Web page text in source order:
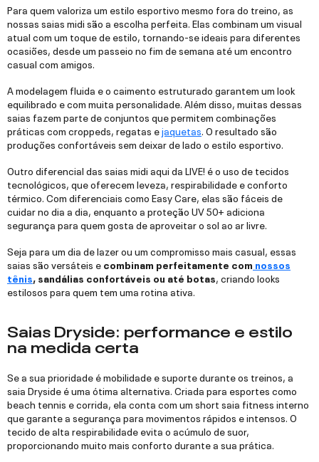
Para quem valoriza um estilo esportivo mesmo fora do treino, as
nossas saias midi são a escolha perfeita. Elas combinam um visual
atual com um toque de estilo, tornando-se ideais para diferentes
ocasiões, desde um passeio no fim de semana até um encontro
casual com amigos.
A modelagem fluida e o caimento estruturado garantem um look
equilibrado e com muita personalidade. Além disso, muitas dessas
saias fazem parte de conjuntos que permitem combinações
práticas com croppeds, regatas ejaquetas. O resultado são
produções confortáveis sem deixar de lado o estilo esportivo.
Outro diferencial das saias midi aqui da LIVE! é o uso de tecidos
tecnológicos, que oferecem leveza, respirabilidade e conforto
térmico. Com diferenciais como Easy Care, elas são fáceis de
cuidar no dia a dia, enquanto a proteção UV 50+ adiciona
segurança para quem gosta de aproveitar o sol ao ar livre.
Seja para um dia de lazer ou um compromisso mais casual, essas
saias são versáteis e combinam perfeitamente com nossos
tênis, sandálias confortáveis ou até botas, criando looks
estilosos para quem tem uma rotina ativa.
Saias Dryside: performance e estilo
na medida certa
Se a sua prioridade é mobilidade e suporte durante os treinos, a
saia Dryside é uma ótima alternativa. Criada para esportes como
beach tennis e corrida, ela conta com um short saia fitness interno
que garante a segurança para movimentos rápidos e intensos. O
tecido de alta respirabilidade evita o acúmulo de suor,
proporcionando muito mais conforto durante a sua prática.